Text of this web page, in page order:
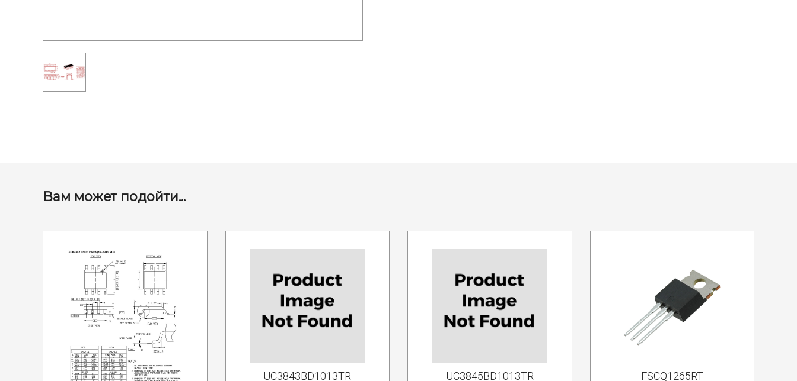
Вам может подойти...
UC3843BD1013TR UC3845BD1013TR FSCQ1265RT